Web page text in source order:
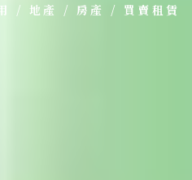
/ 地產 / 房產 / 買賣租賃